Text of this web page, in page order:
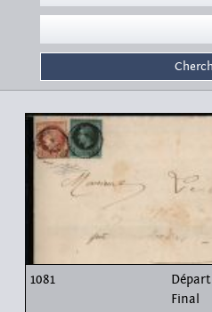
1081 Départ
Final